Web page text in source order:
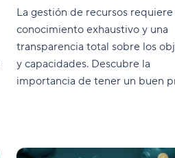
La gestión de recursos requiere
conocimiento exhaustivo y una
transparencia total sobre los
y capacidades. Descubre la
importancia de tener un buen